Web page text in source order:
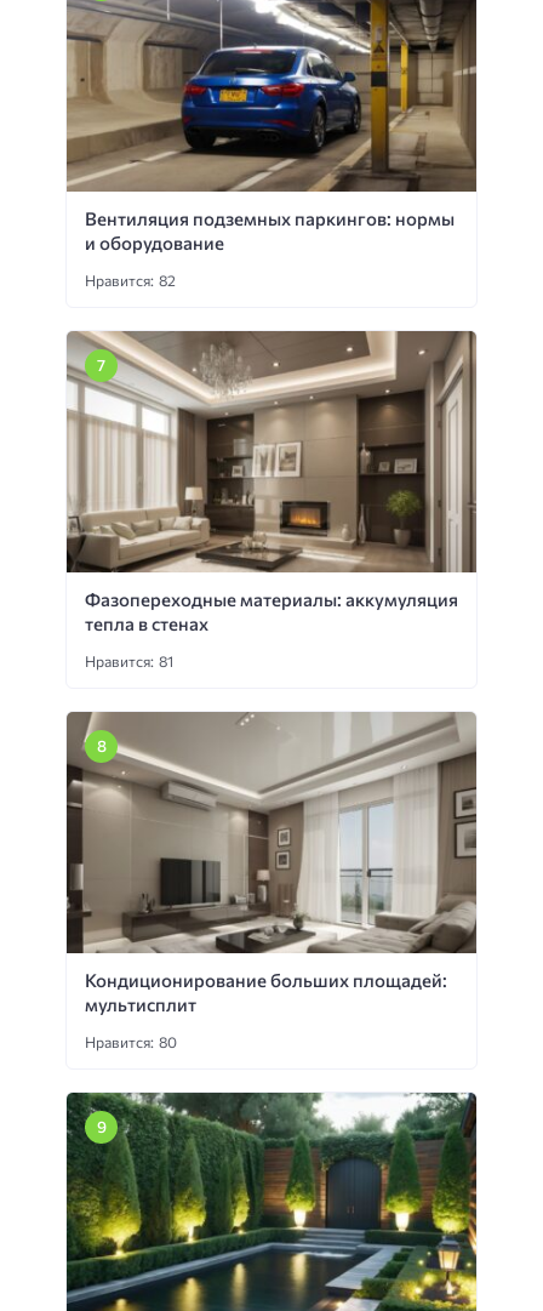
Вентиляция подземных паркингов: нормы
и оборудование
Нравится: 82
Фазопереходные материалы: аккумуляция
тепла в стенах
Нравится: 81
Кондиционирование больших площадей:
мультисплит
Нравится: 80